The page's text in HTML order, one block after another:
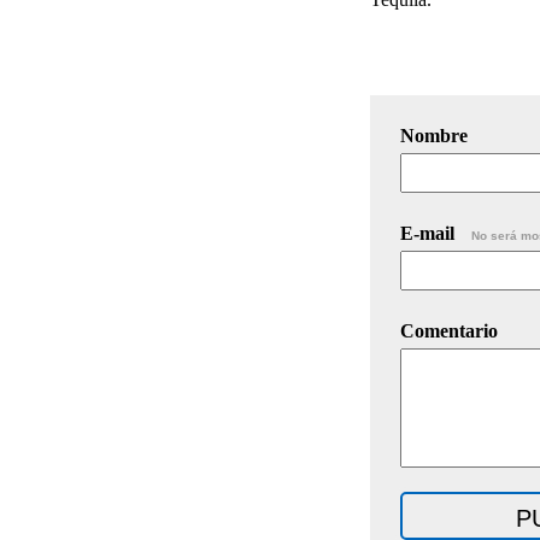
Nombre
E-mail No será
Comentario